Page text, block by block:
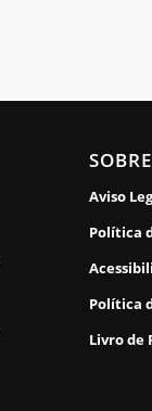
Aviso
Política
Política
Livro de